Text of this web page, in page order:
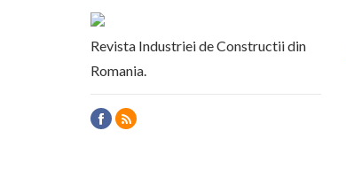
Revista Industriei de Constructii din
Romania.